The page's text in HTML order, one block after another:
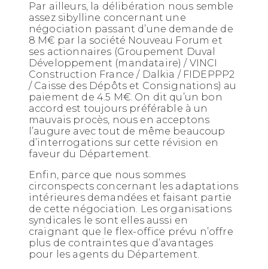
Par ailleurs, la délibération nous semble
assez sibylline concernant une
négociation passant d’une demande de
8 M€ par la société Nouveau Forum et
ses actionnaires (Groupement Duval
Développement (mandataire) / VINCI
Construction France / Dalkia / FIDEPPP2
/ Caisse des Dépôts et Consignations) au
paiement de 4.5 M€. On dit qu’un bon
accord est toujours préférable à un
mauvais procès, nous en acceptons
l’augure avec tout de même beaucoup
d’interrogations sur cette révision en
faveur du Département.
Enfin, parce que nous sommes
circonspects concernant les adaptations
intérieures demandées et faisant partie
de cette négociation. Les organisations
syndicales le sont elles aussi en
craignant que le flex-office prévu n’offre
plus de contraintes que d’avantages
pour les agents du Département.